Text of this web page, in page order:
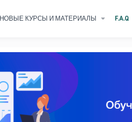
НОВЫЕ КУРСЫ И МАТЕРИАЛЫ F.A.Q